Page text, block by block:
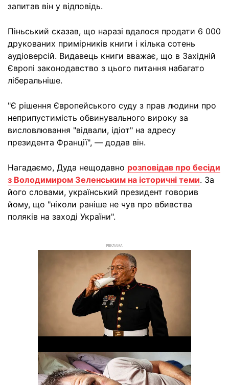
запитав він у відповідь.
Піньський сказав, що наразі вдалося продати 6 000
друкованих примірників книги і кілька сотень
аудіоверсій. Видавець книги вважає, що в Західній
Європі законодавство з цього питання набагато
ліберальніше.
"Є рішення Європейського суду з прав людини про
неприпустимість обвинувального вироку за
висловлювання "відвали, ідіот" на адресу
президента Франції", — додав він.
Нагадаємо, Дуда нещодавно розповідав про бесіди
з Володимиром Зеленським на історичні теми. За
його словами, український президент говорив
йому, що "ніколи раніше не чув про вбивства
поляків на заході України".
РЕКЛАМА